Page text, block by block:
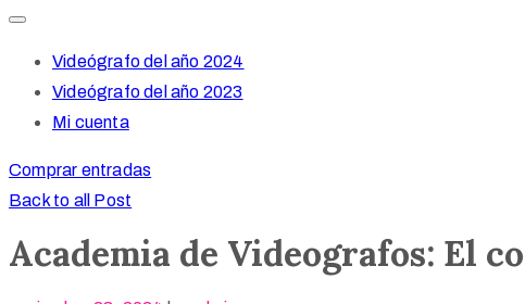
Videógrafo del año 2024
Videógrafo del año 2023
Mi cuenta
Comprar entradas
Back to all Post
Academia de Videografos: El